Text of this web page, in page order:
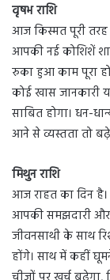
वृषभ राशि
आज किस्मत पूरी
आपकी नई कोशिशें
रुका हुआ काम पूरा
कोई खास जानकारी
साबित होगा। धन-
आने से व्यस्तता तो
मिथुन राशि
आज राहत का दिन है।
आपकी समझदारी
जीवनसाथी के साथ
होंगे। साथ में कहीं